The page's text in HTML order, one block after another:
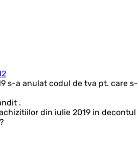
s-a anulat codul de tva pt. care s-
.
din iulie 2019 in decontul